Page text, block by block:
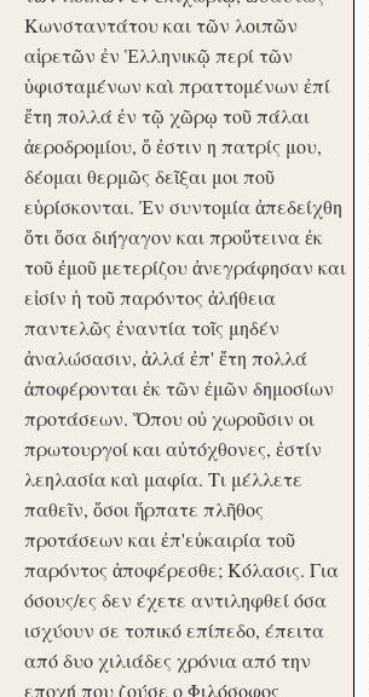
Κωνσταντάτου και τῶν λοιπῶν
αἱρετῶν ἐν Ἑλληνικῷ περί τῶν
ὑφισταμένων καὶ πραττομένων ἐπί
ἔτη πολλά ἐν τῷ χῶρῳ τοῦ πάλαι
ἀεροδρομίου, ὅ ἐστιν η πατρίς μου,
δέομαι θερμῶς δεῖξαι μοι ποῦ
εὑρίσκονται. Ἐν συντομία ἀπεδείχθη
ὅτι ὅσα διήγαγον και προὔτεινα ἐκ
τοῦ ἐμοῦ μετερίζου ἀνεγράφησαν και
εἰσίν ἡ τοῦ παρόντος ἀλήθεια
παντελῶς ἐναντία τοῖς μηδέν
ἀναλώσασιν, ἀλλά ἐπ' ἔτη πολλά
ἀποφέρονται ἐκ τῶν ἐμῶν δημοσίων
προτάσεων. Ὅπου οὐ χωροῦσιν οι
πρωτουργοί και αὐτόχθονες, ἐστίν
λεηλασία καὶ μαφία. Τι μέλλετε
παθεῖν, ὅσοι ἥρπατε πλῆθος
προτάσεων και ἐπ'εὐκαιρία τοῦ
παρόντος ἀποφέρεσθε; Κόλασις. Για
όσους/ες δεν έχετε αντιληφθεί όσα
ισχύουν σε τοπικό επίπεδο, έπειτα
από δυο χιλιάδες χρόνια από την
εποχή που ζούσε ο Φιλόσοφος